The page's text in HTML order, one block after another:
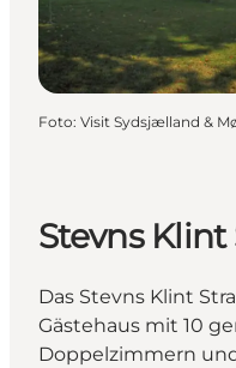
Foto: Visit Sydsjælland &
Stevns
Das Stevns Klint
Gästehaus mit 10
Doppelzimmern